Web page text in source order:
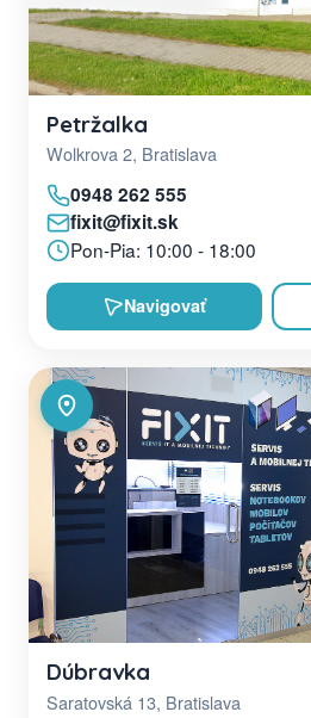
Petržalka
Wolkrova 2, Bratislava
0948 262 555
fixit@fixit.sk
Pon-Pia: 10:00 - 18:00
Navigovať
Dúbravka
Saratovská 13, Bratislava